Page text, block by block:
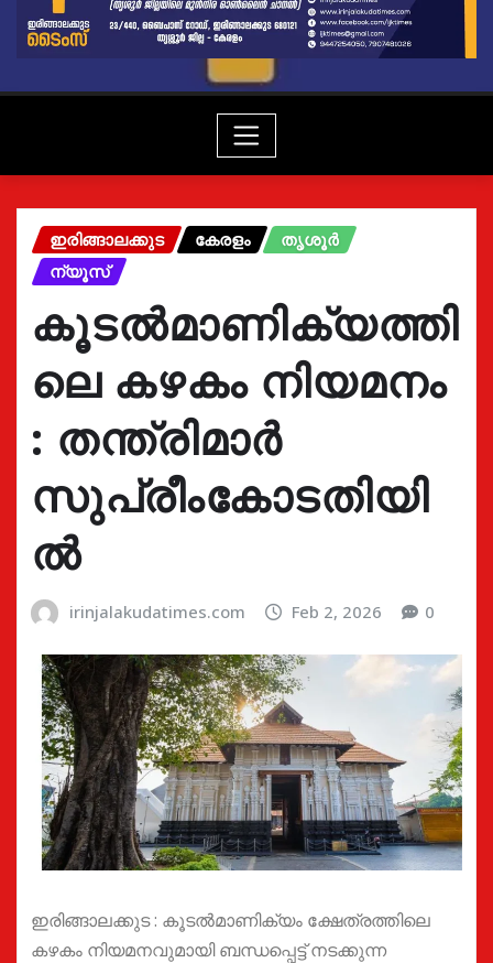
ഇരിങ്ങാലക്കുട കേരളം
തൃശൂർ
ന്യൂസ്
കൂടൽമാണിക്യത്തി
ലെ കഴകം നിയമനം
: തന്ത്രിമാർ
സുപ്രീംകോടതിയി
ൽ
irinjalakudatimes.com Feb 2, 2026 0
ഇരിങ്ങാലക്കുട : കൂടൽമാണിക്യം ക്ഷേത്രത്തിലെ
കഴകം നിയമനവുമായി ബന്ധപ്പെട്ട് നടക്കുന്ന